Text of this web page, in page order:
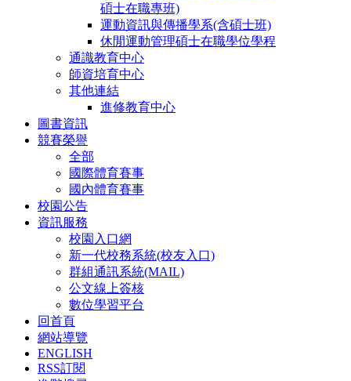
碩士在職專班)
運動資訊與傳播學系(含碩士班)
休閒運動管理碩士在職學位學程
通識教育中心
師資培育中心
其他連結
進修教育中心
圖書資訊
競賽榮譽
全部
國際體育賽事
國內體育賽事
校園公告
資訊服務
校園入口網
新一代校務系統(校友入口)
群組通訊系統(MAIL)
公文線上簽核
數位學習平台
回首頁
網站導覽
ENGLISH
RSS訂閱